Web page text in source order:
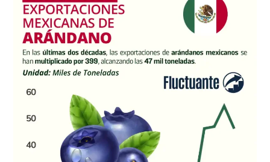
las
exportaciones
mexicanas
de
arándano